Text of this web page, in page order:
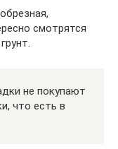
смотрятся
не покупают
что есть в